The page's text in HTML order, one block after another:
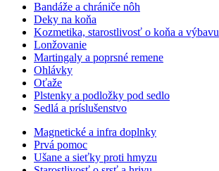
Bandáže a chrániče nôh
Deky na koňa
Kozmetika, starostlivosť o koňa a výbavu
Lonžovanie
Martingaly a poprsné remene
Ohlávky
Oťaže
Plstenky a podložky pod sedlo
Sedlá a príslušenstvo
Magnetické a infra doplnky
Prvá pomoc
Ušane a sieťky proti hmyzu